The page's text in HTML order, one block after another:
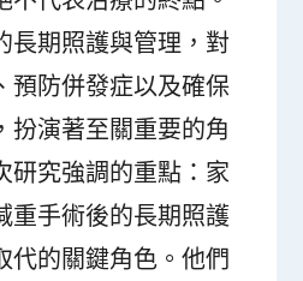
長期照護與管理，對
預防併發症以及確保
扮演著至關重要的角
研究強調的重點：家
重手術後的長期照護
代的關鍵角色。他們